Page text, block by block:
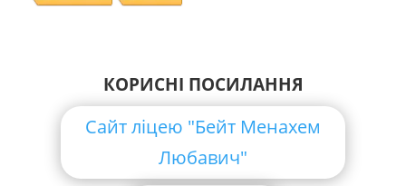
КОРИСНІ ПОСИЛАННЯ
Сайт ліцею "Бейт Менахем
Любавич"